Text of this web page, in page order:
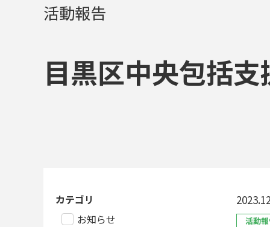
活動報告
目黒区中央包括
活動
カテゴリ
お知らせ